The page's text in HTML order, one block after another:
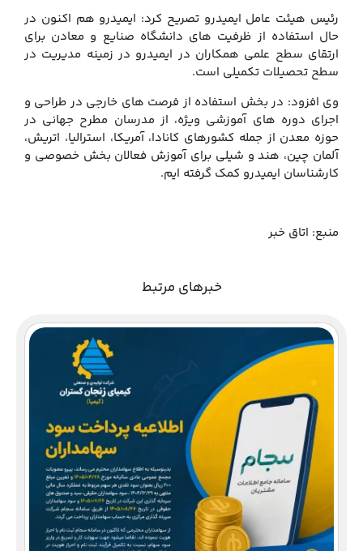
رئیس هیئت عامل ایمیدرو تصریح کرد: ایمیدرو هم اکنون در
حال استفاده از ظرفیت های دانشگاه صنایع و معادن برای
ارتقای سطح علمی همکاران در ایمیدرو در زمینه مدیریت در
سطح تحصیلات تکمیلی است.
وی افزود: در بخش استفاده از فرصت های خارجی در طراحی و
اجرای دوره های آموزشی ویژه، از مدرسان مطرح جهانی در
حوزه معدن از جمله کشورهای کانادا، آمریکا، استرالیا، اتریش،
آلمان چین، هند و شیلی برای آموزش فعالان بخش خصوصی و
کارشناسان ایمیدرو کمک گرفته ایم.
منبع: اتاق خبر
خبرهای مرتبط